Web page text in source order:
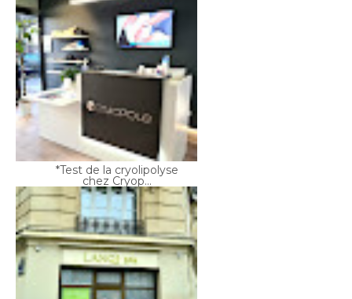
*Test de la cryolipolyse
chez Cryop...